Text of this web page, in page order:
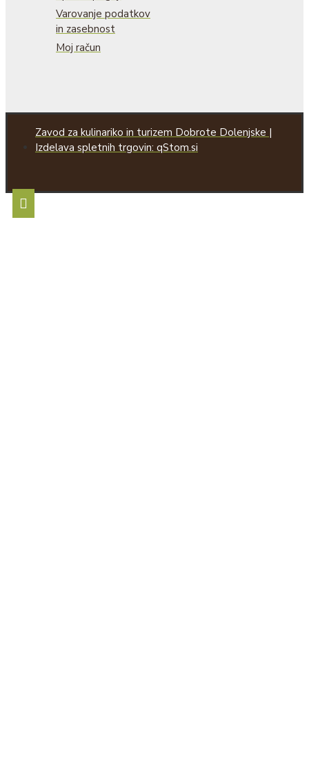
Varovanje podatkov
in zasebnost
Moj račun
Zavod za kulinariko in turizem Dobrote Dolenjske |
Izdelava spletnih trgovin: qStom.si